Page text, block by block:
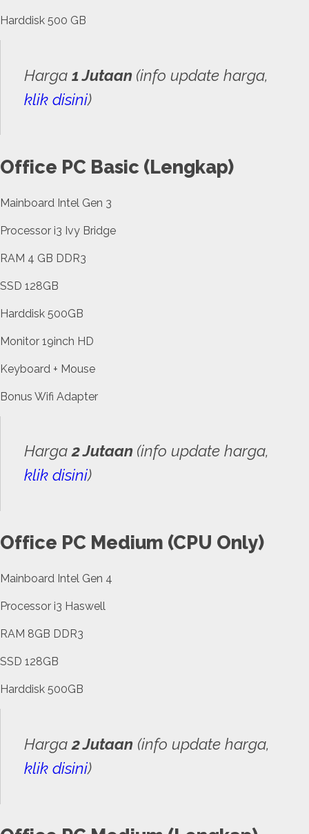
Harddisk 500 GB
Harga 1 Jutaan (info update harga,
klik disini)
Office PC Basic (Lengkap)
Mainboard Intel Gen 3
Processor i3 Ivy Bridge
RAM 4 GB DDR3
SSD 128GB
Harddisk 500GB
Monitor 19inch HD
Keyboard + Mouse
Bonus Wifi Adapter
Harga2 Jutaan (info update harga,
klik disini)
Office PC Medium (CPU Only)
Mainboard Intel Gen 4
Processor i3 Haswell
RAM 8GB DDR3
SSD 128GB
Harddisk 500GB
Harga 2 Jutaan (info update harga,
klik disini)